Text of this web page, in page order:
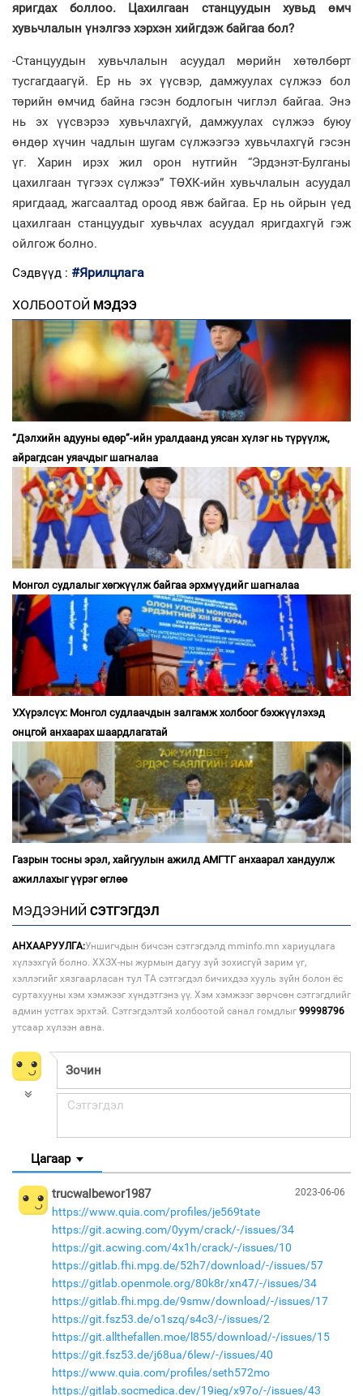
яригдах боллоо. Цахилгаан станцуудын хувьд өмч
хувьчлалын үнэлгээ хэрхэн хийгдэж байгаа бол?
-Станцуудын хувьчлалын асуудал мөрийн хөтөлбөрт
тусгагдаагүй. Ер нь эх үүсвэр, дамжуулах сүлжээ бол
төрийн өмчид байна гэсэн бодлогын чиглэл байгаа. Энэ
нь эх үүсвэрээ хувьчлахгүй, дамжуулах сүлжээ буюу
өндөр хүчин чадлын шугам сүлжээгээ хувьчлахгүй гэсэн
үг. Харин ирэх жил орон нутгийн “Эрдэнэт-Булганы
цахилгаан түгээх сүлжээ” ТӨХК-ийн хувьчлалын асуудал
яригдаад, жагсаалтад ороод явж байгаа. Ер нь ойрын үед
цахилгаан станцуудыг хувьчлах асуудал яригдахгүй гэж
ойлгож болно.
Сэдвүүд : #Ярилцлага
ХОЛБООТОЙ МЭДЭЭ
“Дэлхийн адууны өдөр”-ийн уралдаанд уясан хүлэг нь түрүүлж,
айрагдсан уяачдыг шагналаа
Монгол судлалыг хөгжүүлж байгаа эрхмүүдийг шагналаа
У.Хүрэлсүх: Монгол судлаачдын залгамж холбоог бэхжүүлэхэд
онцгой анхаарах шаардлагатай
Газрын тосны эрэл, хайгуулын ажилд АМГТГ анхаарал хандуулж
ажиллахыг үүрэг өглөө
МЭДЭЭНИЙ СЭТГЭГДЭЛ
АНХААРУУЛГА:Уншигчдын бичсэн сэтгэгдэлд mminfo.mn хариуцлага
хүлээхгүй болно. ХХЗХ-ны журмын дагуу зүй зохисгүй зарим үг,
хэллэгийг хязгаарласан тул ТА сэтгэгдэл бичихдээ хууль зүйн болон ёс
суртахууны хэм хэмжээг хүндэтгэнэ үү. Хэм хэмжээг зөрчсөн сэтгэгдлийг
админ устгах эрхтэй. Сэтгэгдэлтэй холбоотой санал гомдлыг 99998796
утсаар хүлээн авна.
Цагаар
2023-06-06
trucwalbewor1987
https://www.quia.com/profiles/je569tate
https://git.acwing.com/0yym/crack/-/issues/34
https://git.acwing.com/4x1h/crack/-/issues/10
https://gitlab.fhi.mpg.de/52h7/download/-/issues/57
https://gitlab.openmole.org/80k8r/xn47/-/issues/34
https://gitlab.fhi.mpg.de/9smw/download/-/issues/17
https://git.fsz53.de/o1szq/s4c3/-/issues/2
https://git.allthefallen.moe/l855/download/-/issues/15
https://git.fsz53.de/j68ua/6lew/-/issues/40
https://www.quia.com/profiles/seth572mo
https://gitlab.socmedica.dev/19ieg/x97o/-/issues/43